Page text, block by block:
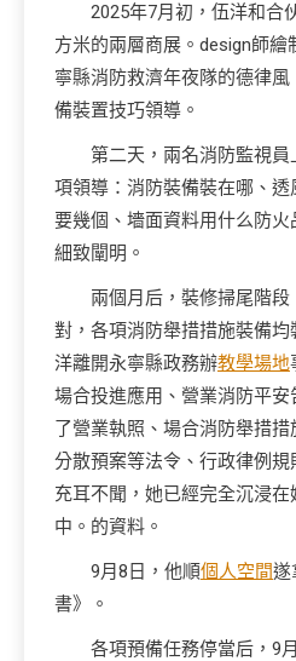
2025年7月初，伍洋和合
方米的兩層商展。design師
寧縣消防救濟年夜隊的德律
備裝置技巧領導。
第二天，兩名消防監視
項領導：消防裝備裝在哪、
要幾個、墻面資料用什么防
細致闡明。
兩個月后，裝修掃尾階
對，各項消防舉措措施裝備
洋離開永寧縣政務辦教學場地
場合投進應用、營業消防平
了營業執照、場合消防舉措
分散預案等法令、行政律例
充耳不聞，她已經完全沉浸
中。的資料。
9月8日，他順個人空間遂
書》。
各項預備任務停當后，9